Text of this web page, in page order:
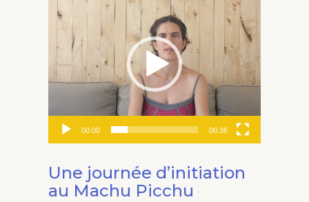
vidéo
00:00 00:36
Une journée d’initiation
au Machu Picchu